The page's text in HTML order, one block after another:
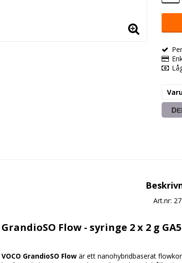
Art.nr:
GrandioSO Flow - syringe 2 x 2 g GA5
VOCO GrandioSO Flow är ett nanohybridbaserat